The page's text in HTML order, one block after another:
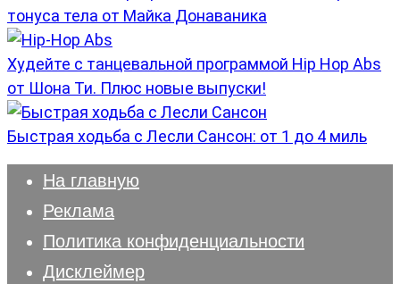
тонуса тела от Майка Донаваника
Худейте с танцевальной программой Hip Hop Abs
от Шона Ти. Плюс новые выпуски!
Быстрая ходьба с Лесли Сансон: от 1 до 4 миль
На главную
Реклама
Политика конфиденциальности
Дисклеймер